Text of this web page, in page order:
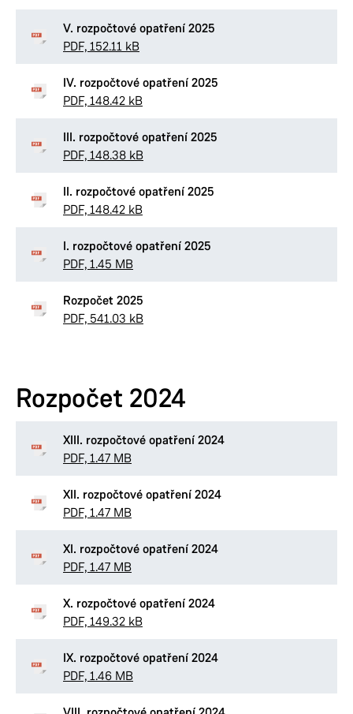
V. rozpočtové opatření 2025
PDF, 152.11 kB
IV. rozpočtové opatření 2025
PDF, 148.42 kB
III. rozpočtové opatření 2025
PDF, 148.38 kB
II. rozpočtové opatření 2025
PDF, 148.42 kB
I. rozpočtové opatření 2025
PDF, 1.45 MB
Rozpočet 2025
PDF, 541.03 kB
Rozpočet 2024
XIII. rozpočtové opatření 2024
PDF, 1.47 MB
XII. rozpočtové opatření 2024
PDF, 1.47 MB
XI. rozpočtové opatření 2024
PDF, 1.47 MB
X. rozpočtové opatření 2024
PDF, 149.32 kB
IX. rozpočtové opatření 2024
PDF, 1.46 MB